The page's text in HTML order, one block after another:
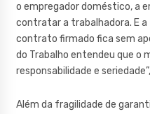
o empregador doméstico, a
contratar a trabalhadora. E
contrato firmado fica sem
do Trabalho entendeu que o
responsabilidade e
Além da fragilidade de